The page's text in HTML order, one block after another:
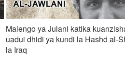
Malengo ya Julani katika
uadui dhidi ya kundi la Hashd al-
la Iraq